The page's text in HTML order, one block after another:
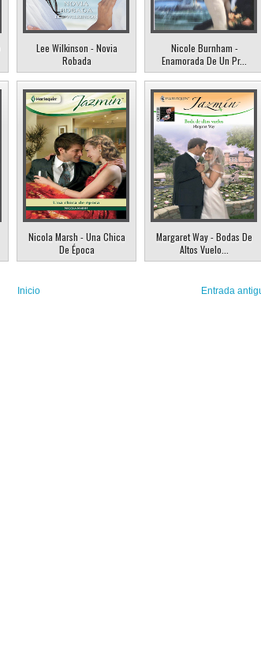
Lee Wilkinson - Novia
Robada
Nicole Burnham -
Enamorada De Un Pr...
Nicola Marsh - Una Chica
De Época
Margaret Way - Bodas De
Altos Vuelo...
Entrada
Inicio